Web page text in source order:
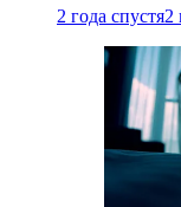
2 года спустя2